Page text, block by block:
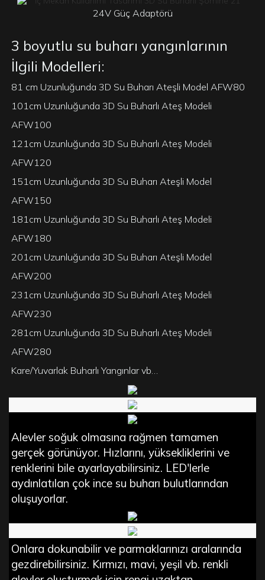
24V Güç Adaptörü
3 boyutlu su buharı yangınlarının
İlgili Modelleri:
81 cm Uzunluğunda 3D Su Buharı Ateşli Model AFW80
101cm Uzunluğunda 3D Su Buharlı Ateş Modeli
AFW100
121cm Uzunluğunda 3D Su Buharlı Ateş Modeli
AFW120
151cm Uzunluğunda 3D Su Buharı Ateşli Model
AFW150
181cm Uzunluğunda 3D Su Buharlı Ateş Modeli
AFW180
201cm Uzunluğunda 3D Su Buharı Ateşli Model
AFW200
231cm Uzunluğunda 3D Su Buharlı Ateş Modeli
AFW230
281cm Uzunluğunda 3D Su Buharlı Ateş Modeli
AFW280
Kare/Yuvarlak Buharlı Yangınlar vb…
Alevler soğuk olmasına rağmen tamamen
gerçek görünüyor. Hızlarını, yüksekliklerini ve
renklerini bile ayarlayabilirsiniz. LED'lerle
aydınlatılan çok ince su buharı bulutlarından
oluşuyorlar.
Onlara dokunabilir ve parmaklarınızı aralarında
gezdirebilirsiniz. Kırmızı, mavi, yeşil vb. renkli